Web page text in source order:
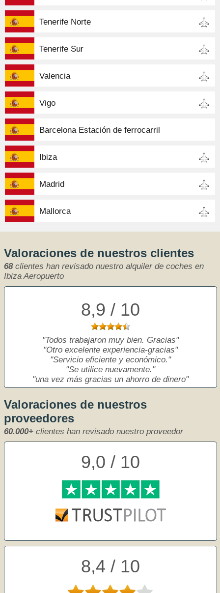
Tenerife Norte
Tenerife Sur
Valencia
Vigo
Barcelona Estación de ferrocarril
Ibiza
Madrid
Mallorca
Valoraciones de nuestros clientes
68clientes han revisado nuestro alquiler de coches en
Ibiza Aeropuerto
8,9 / 10
Todos trabajaron muy bien. Gracias
Otro excelente experiencia-gracias
Servicio eficiente y económico.
Se utilice nuevamente.
una vez más gracias un ahorro de dinero
Valoraciones de nuestros
proveedores
60.000+ clientes han revisado nuestro proveedor
9,0 / 10
8,4 / 10